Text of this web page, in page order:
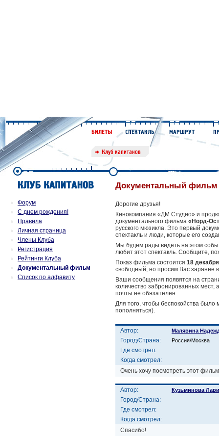
Форум
С днем рождения!
Правила
Личная страница
Члены Клуба
Регистрация
Рейтинги Клуба
Документальный фильм
Список по алфавиту
Документальный фильм
Дорогие друзья!
Кинокомпания «ДМ Студио» и
документального фильма «Норд-
русского мюзикла. Это первый
спектакль и люди, которые его
Мы будем рады видеть на этом
любит этот спектакль. Сообщите,
Показ фильма состоится 18
свободный, но просим Вас заранее
Ваши сообщения появятся на
количество забронированных
почты не обязателен.
Для того, чтобы беспокойства
пополняться).
Автор: Малявина
Город/Страна: Россия/Москва
Где смотрел:
Когда смотрел:
Очень хочу посмотреть этот
Автор: Кузьминова
Город/Страна:
Где смотрел:
Когда смотрел:
Спасибо!